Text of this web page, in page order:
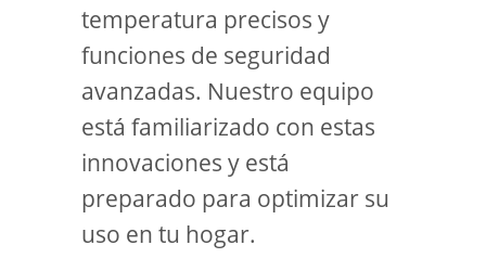
temperatura precisos y
funciones de seguridad
avanzadas. Nuestro equipo
está familiarizado con estas
innovaciones y está
preparado para optimizar su
uso en tu hogar.